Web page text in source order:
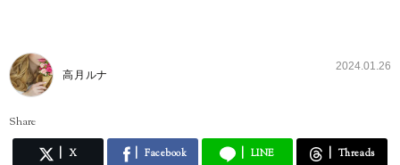
高月ルナ
2024.01.26
Share
X Facebook LINE Threads